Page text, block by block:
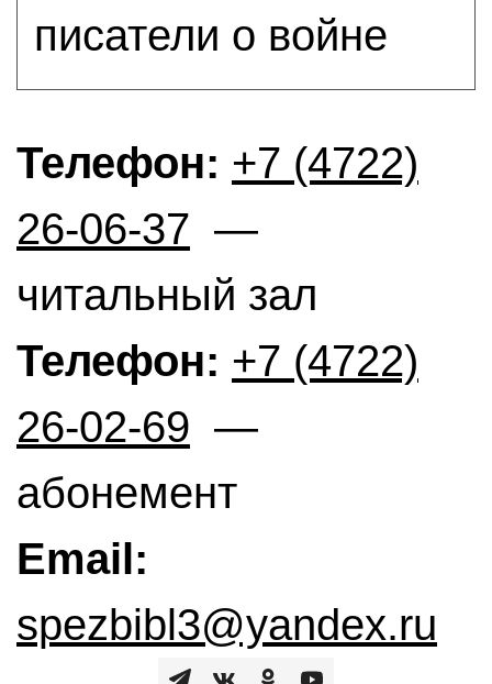
писатели о войне
Телефон: +7 (4722)
26-06-37 —
читальный зал
Телефон: +7 (4722)
26-02-69 —
абонемент
Email:
spezbibl3@yandex.ru